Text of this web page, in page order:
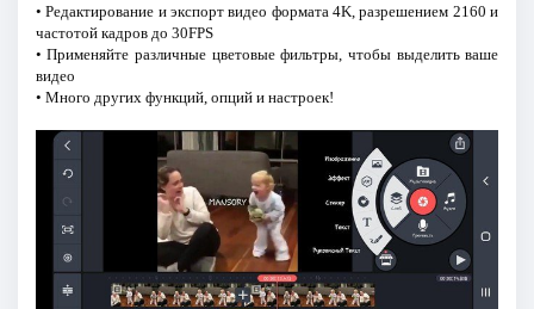
• Редактирование и экспорт видео формата 4K, разрешением 2160 и
частотой кадров до 30FPS
• Применяйте различные цветовые фильтры, чтобы выделить ваше
видео
• Много других функций, опций и настроек!